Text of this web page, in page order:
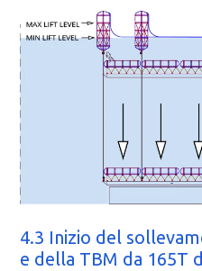
4.3 Inizio del
e della TBM da 165T